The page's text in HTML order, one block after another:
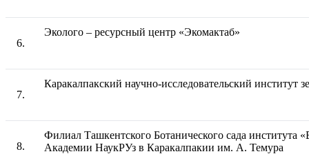
6.
Эколого – ресурсный центр «Экомактаб»
7.
Каракалпакский научно-исследовательский институт
8.
Филиал Ташкентского Ботанического сада института
Академии НаукРУз в Каракалпакии им. А. Темура